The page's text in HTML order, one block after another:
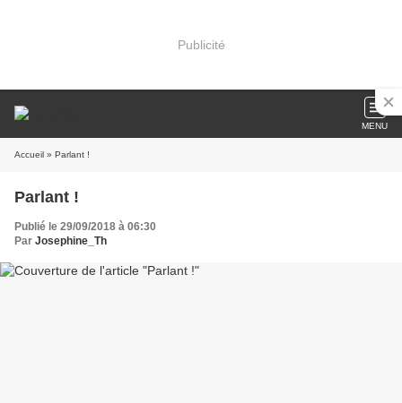
Publicité
MENU
Accueil » Parlant !
Parlant !
Publié le 29/09/2018 à 06:30
Par Josephine_Th